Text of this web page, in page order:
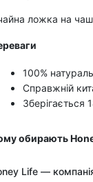
ложка на
100%
Справжній
Зберігається
обирають
Life —